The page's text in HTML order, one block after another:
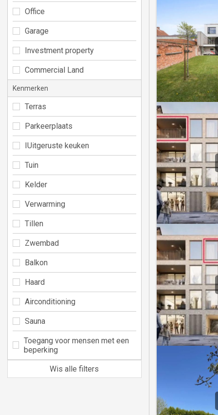
Office
Garage
Investment property
Commercial Land
Kenmerken
Terras
Parkeerplaats
IUitgeruste keuken
Tuin
Kelder
Verwarming
Tillen
Zwembad
Balkon
Haard
Airconditioning
Sauna
Toegang voor mensen met een
beperking
Wis alle filters